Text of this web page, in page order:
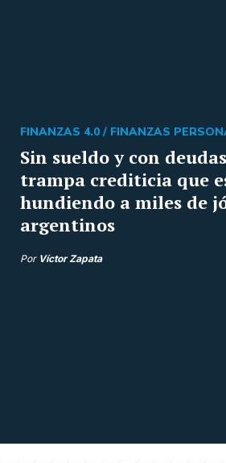
Sin sueldo y con
trampa crediticia que
hundiendo a miles de
argentinos
FINANZAS 4.0 / FINANZAS
Por Víctor Zapata